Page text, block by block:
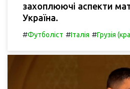
захоплюючі аспекти
Україна.
#Футболіст #Італія #Грузія